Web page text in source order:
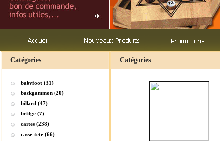
Catégories
babyfoot (31)
backgammon (20)
billard (47)
bridge (7)
cartes (238)
casse-tete (66)
Catégories